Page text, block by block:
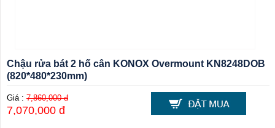
Chậu rửa bát 2 hố cân KONOX Overmount KN8248DOB
(820*480*230mm)
Giá : 7,860,000 đ
7,070,000 đ